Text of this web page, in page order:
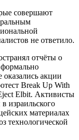
совершают
не ответило.
отчёты о
акции
Break Up With
Elbit. Активисты
израильского
материалах
технологической